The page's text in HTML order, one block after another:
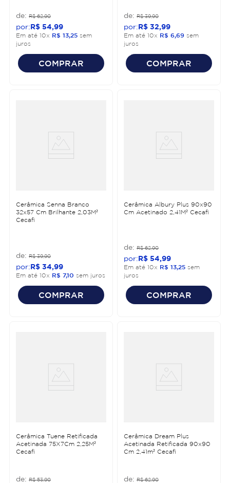
R$ 62,90
R$ 54 99
Em até 10x R$ 13 25 sem
juros
COMPRAR
R$ 39,90
R$ 32 99
Em até 10x R$ 6 69 sem
juros
COMPRAR
Cerâmica Senna Branco
32x57 Cm Brilhante 2,03M²
Cecafi
R$ 39,90
R$ 34 99
Em até 10x R$ 7,10 sem juros
COMPRAR
Cerâmica Albury Plus 90x90
Cm Acetinado 2,41M² Cecafi
R$ 62,90
R$ 54 99
Em até 10x R$ 13 25 sem
juros
COMPRAR
Cerâmica Tuene Retificada
Acetinada 75X7Cm 2,25M²
Cecafi
R$ 53,90
Cerâmica Dream Plus
Acetinada Retificada 90x90
Cm 2,41m² Cecafi
R$ 62,90